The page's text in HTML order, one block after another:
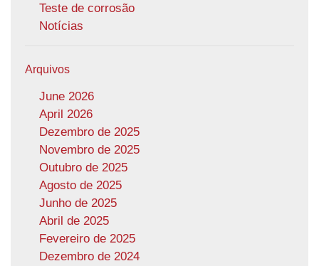
Teste de corrosão
Notícias
Arquivos
June 2026
April 2026
Dezembro de 2025
Novembro de 2025
Outubro de 2025
Agosto de 2025
Junho de 2025
Abril de 2025
Fevereiro de 2025
Dezembro de 2024